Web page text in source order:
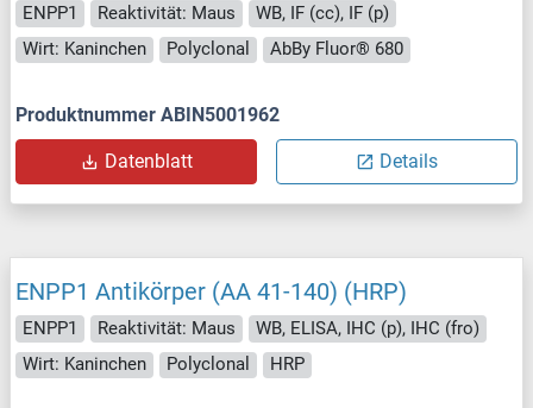
ENPP1 Reaktivität: Maus
WB, IF (cc), IF (p)
Wirt: Kaninchen
Polyclonal AbBy Fluor® 680
Produktnummer ABIN5001962
Datenblatt Details
ENPP1 Antikörper (AA 41-140) (HRP)
ENPP1 Reaktivität: Maus
WB, ELISA, IHC (p), IHC (fro)
Wirt: Kaninchen
Polyclonal HRP